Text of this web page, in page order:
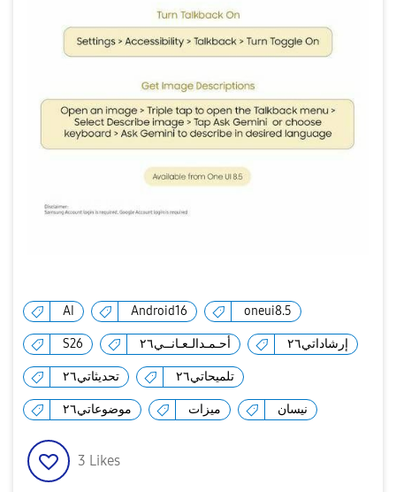
AI Android16 oneui8.5
S26 أحـمـدالـعـانــي٢٦ إرشاداتي٢٦
تحديثاتي٢٦ تلميحاتي٢٦
موضوعاتي٢٦ ميزات نيسان
3 Likes